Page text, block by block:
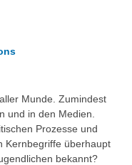
Munde. Zumindest
und in den Medien.
Prozesse und
Kernbegriffe überhaupt
bekannt?